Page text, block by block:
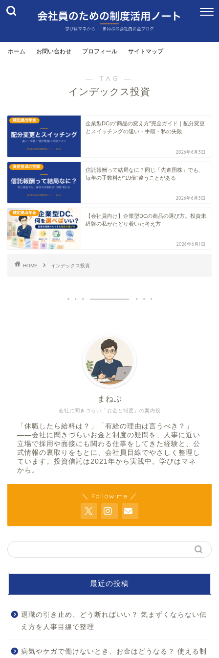
ホーム お問い合わせ プロフィール サイトマップ
― TAG ―
インデックス投資
確定拠出年金
企業型DCの“商品の変え方”完全ガイド｜配分変更
とスイッチングの違い・手順・私の失敗
2026年6月3日
資産形成の実践
信託報酬って結局なに？同じ「先進国株」でも、
毎年の手数料が“19倍”違うことがある
2026年6月3日
確定拠出年金
【会社員向け】企業型DCの商品の選び方。投資未
経験の私がたどり着いた考え方
2026年6月1日
HOME インデックス投資
会社に聞きづらい「お金と制度」の案内役
まねぶ
「休職したら給料は？」「有給の理由は言うべき？」
——会社に聞きづらいお金と制度の疑問を、人事に近い
立場で採用や面接にも関わる仕事をしてきた経験と、公
式情報の裏取りをもとに、会社員目線でやさしく整理し
ています。投資信託は2021年から実践中。学びはマネ
から。
＼ Follow me ／
最近の投稿
退職の引き止め、どう断ればいい？ 気まずくならない伝
え方を人事目線で整理
病気やケガで働けないとき、お金はどうなる？ 使える制